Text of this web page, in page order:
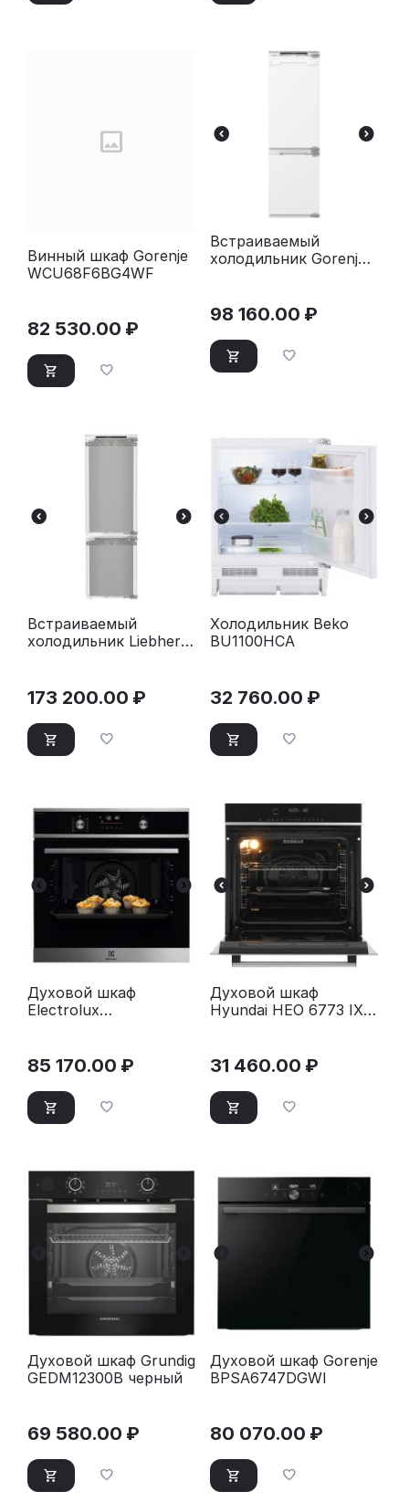
Винный шкаф Gorenje
WCU68F6BG4WF
82 530.00 ₽
Встраиваемый
холодильник Gorenje
98 160.00 ₽
Встраиваемый
холодильник Liebherr
173 200.00 ₽
Холодильник Beko
BU1100HCA
32 760.00 ₽
Духовой шкаф
Electrolux
85 170.00 ₽
Духовой шкаф
Hyundai HEO 6773 IX
31 460.00 ₽
Духовой шкаф Grundig
GEDM12300B черный
69 580.00 ₽
Духовой шкаф Gorenje
BPSA6747DGWI
80 070.00 ₽